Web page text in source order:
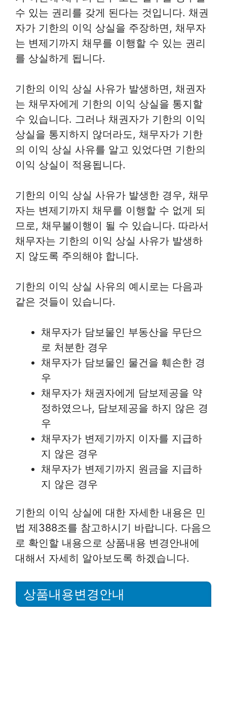
수 있는 권리를 갖게 된다는 것입니다. 채권
자가 기한의 이익 상실을 주장하면, 채무자
는 변제기까지 채무를 이행할 수 있는 권리
를 상실하게 됩니다.
기한의 이익 상실 사유가 발생하면, 채권자
는 채무자에게 기한의 이익 상실을 통지할
수 있습니다. 그러나 채권자가 기한의 이익
상실을 통지하지 않더라도, 채무자가 기한
의 이익 상실 사유를 알고 있었다면 기한의
이익 상실이 적용됩니다.
기한의 이익 상실 사유가 발생한 경우, 채무
자는 변제기까지 채무를 이행할 수 없게 되
므로, 채무불이행이 될 수 있습니다. 따라서
채무자는 기한의 이익 상실 사유가 발생하
지 않도록 주의해야 합니다.
기한의 이익 상실 사유의 예시로는 다음과
같은 것들이 있습니다.
채무자가 담보물인 부동산을 무단으
로 처분한 경우
채무자가 담보물인 물건을 훼손한 경
우
채무자가 채권자에게 담보제공을 약
정하였으나, 담보제공을 하지 않은 경
우
채무자가 변제기까지 이자를 지급하
지 않은 경우
채무자가 변제기까지 원금을 지급하
지 않은 경우
기한의 이익 상실에 대한 자세한 내용은 민
법 제388조를 참고하시기 바랍니다. 다음으
로 확인할 내용으로 상품내용 변경안내에
대해서 자세히 알아보도록 하겠습니다.
상품내용변경안내